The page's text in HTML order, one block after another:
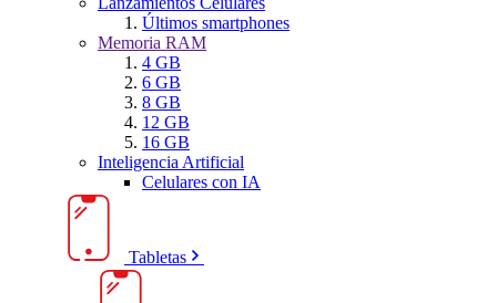
Últimos smartphones
Memoria RAM
4 GB
6 GB
8 GB
12 GB
16 GB
Inteligencia Artificial
Celulares con IA
Tabletas